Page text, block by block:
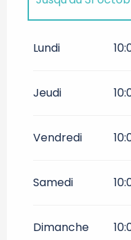
2027
Lundi
Jeudi
Vendredi
Samedi
Dimanche